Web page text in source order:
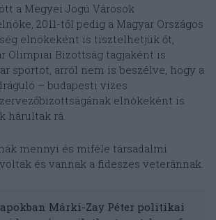
a Megyei Jogú Városok
2011-től pedig a Magyar Országos
elnökeként is tisztelhetjük őt,
Olimpiai Bizottság tagjaként is
sportot, arról nem is beszélve, hogy a
– budapesti vizes
elnökeként is
hárultak rá.
mennyi és miféle társadalmi
és vannak a fideszes veteránnak.
Márki-Zay Péter politikai